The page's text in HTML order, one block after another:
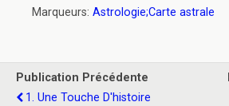
Marqueurs: Astrologie;Carte astrale
Publication Précédente
1. Une Touche D'histoire